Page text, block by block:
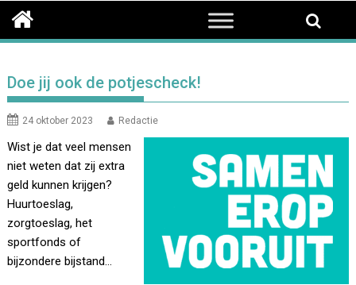
Doe jij ook de potjescheck!
24 oktober 2023 Redactie
Wist je dat veel mensen
niet weten dat zij extra
geld kunnen krijgen?
Huurtoeslag,
zorgtoeslag, het
sportfonds of
bijzondere bijstand…